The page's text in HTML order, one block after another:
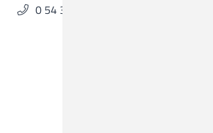
0 54 31 . 15 - 0